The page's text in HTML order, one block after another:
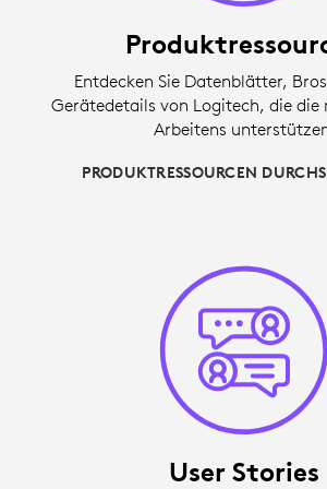
Entdecken Sie Datenblätter,
Gerätedetails von Logitech, die die
Arbeitens
PRODUKTRESSOURCEN
User Stories